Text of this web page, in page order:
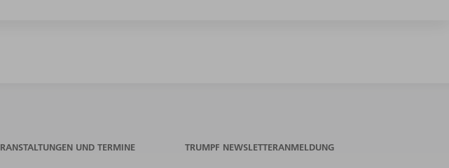
UND TERMINE TRUMPF NEWSLETTERANMELDUNG